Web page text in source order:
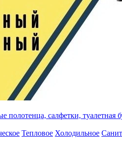
полотенца, салфетки, туалетная
Тепловое Холодильное